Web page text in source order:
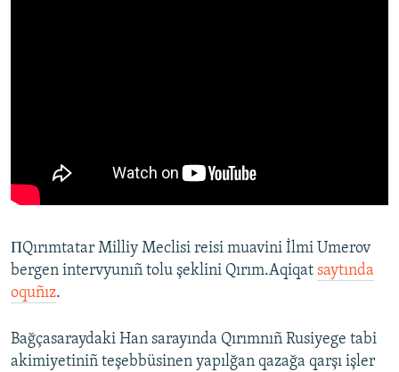
ПQırımtatar Milliy Meclisi reisi muavini İlmi Umerov
bergen intervyunıñ tolu şeklini Qırım.Aqiqat saytında
oquñız.
Bağçasaraydaki Han sarayında Qırımnıñ Rusiyege tabi
akimiyetiniñ teşebbüsinen yapılğan qazağa qarşı işler